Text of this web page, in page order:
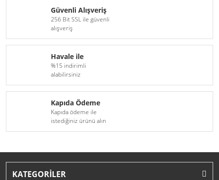
Güvenli Alışveriş
256 Bit SSL ile güvenli
alışveriş
Havale ile
%15 indirimli
alabilirsiniz
Kapıda Ödeme
Kapıda ödeme ile
istediğiniz ürünü alın
KATEGORİLER